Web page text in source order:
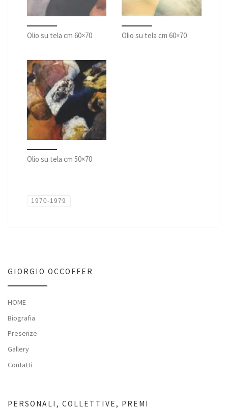
Olio su tela cm 60×70 Olio su tela cm 60×70
Olio su tela cm 50×70
1970-1979
GIORGIO OCCOFFER
HOME
Biografia
Presenze
Gallery
Contatti
PERSONALI, COLLETTIVE, PREMI